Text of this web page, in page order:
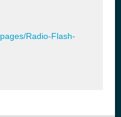
Radio-Flash-